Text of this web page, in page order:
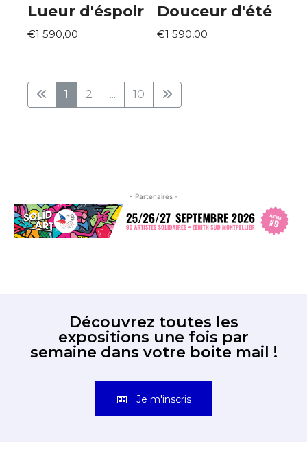
Lueur d'éspoir
€1 590,00
Douceur d'été
€1 590,00
1 2 ... 10
- Partenaires -
Découvrez toutes les
expositions une fois par
semaine dans votre boite mail !
Je m'inscris